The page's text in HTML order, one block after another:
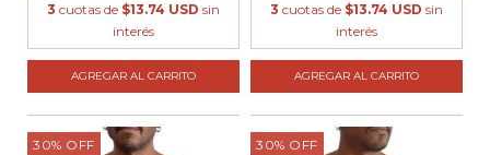
3 cuotas de $13.74 USD sin
interés
AGREGAR AL CARRITO
3 cuotas de $13.74 USD sin
interés
AGREGAR AL CARRITO
30% OFF 30% OFF